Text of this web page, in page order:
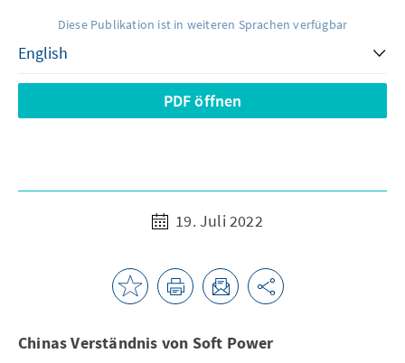
Diese Publikation ist in weiteren Sprachen verfügbar
PDF öffnen
19. Juli 2022
Chinas Verständnis von Soft Power